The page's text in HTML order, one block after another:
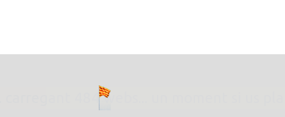
... carregant 484 webs... un moment si us plau